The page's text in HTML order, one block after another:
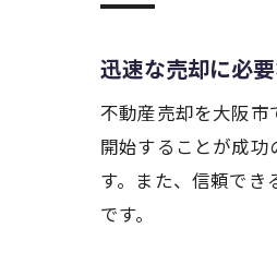
迅速な売却に必
不動産売却を大阪市
開始することが成
す。また、信頼で
です。